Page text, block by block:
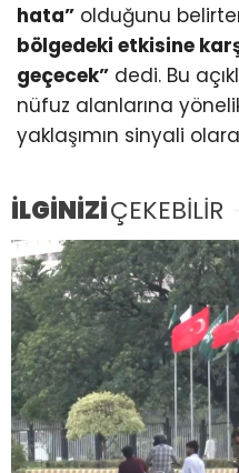
hata” olduğunu
bölgedeki etkisine
geçecek” dedi. Bu
nüfuz alanlarına
yaklaşımın sinyali
İLGİNİZİÇEKEBİLİR